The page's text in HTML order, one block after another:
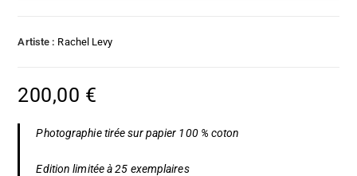
Artiste : Rachel Levy
200,00 €
Photographie tirée sur papier 100 % coton
Edition limitée à 25 exemplaires